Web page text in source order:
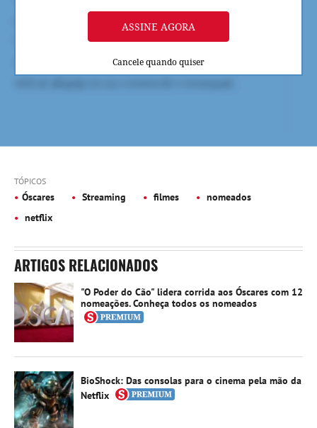
ASSINE AGORA
Cancele quando quiser
TÓPICOS
Óscares Streaming filmes
nomeados
netflix
ARTIGOS RELACIONADOS
"O Poder do Cão" lidera corrida aos Óscares com 12
nomeações. Conheça todos os nomeados
BioShock: Das consolas para o cinema pela mão da
Netflix